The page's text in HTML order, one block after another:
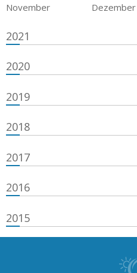
November
Dezember
2021
2020
2019
2018
2017
2016
2015